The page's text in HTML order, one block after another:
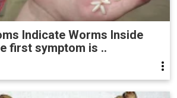
Indicate Worms Inside
first symptom is ..